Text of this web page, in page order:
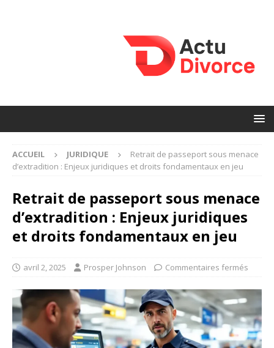
ACCUEIL JURIDIQUE
Retrait de passeport sous menace
d’extradition : Enjeux juridiques et droits fondamentaux en jeu
Retrait de passeport sous menace
d’extradition : Enjeux juridiques
et droits fondamentaux en jeu
avril 2, 2025 Prosper Johnson Commentaires fermés